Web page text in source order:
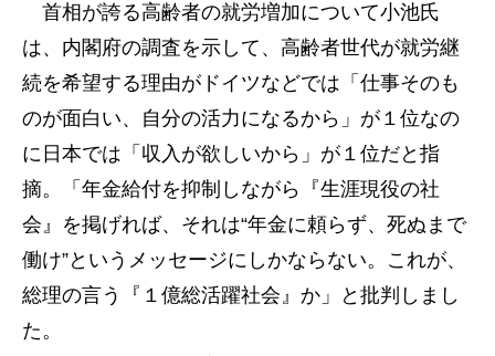
首相が誇る高齢者の就労増加について小池氏
は、内閣府の調査を示して、高齢者世代が就労継
続を希望する理由がドイツなどでは「仕事そのも
のが面白い、自分の活力になるから」が１位なの
に日本では「収入が欲しいから」が１位だと指
摘。「年金給付を抑制しながら『生涯現役の社
会』を掲げれば、それは“年金に頼らず、死ぬまで
働け”というメッセージにしかならない。これが、
総理の言う『１億総活躍社会』か」と批判しまし
た。